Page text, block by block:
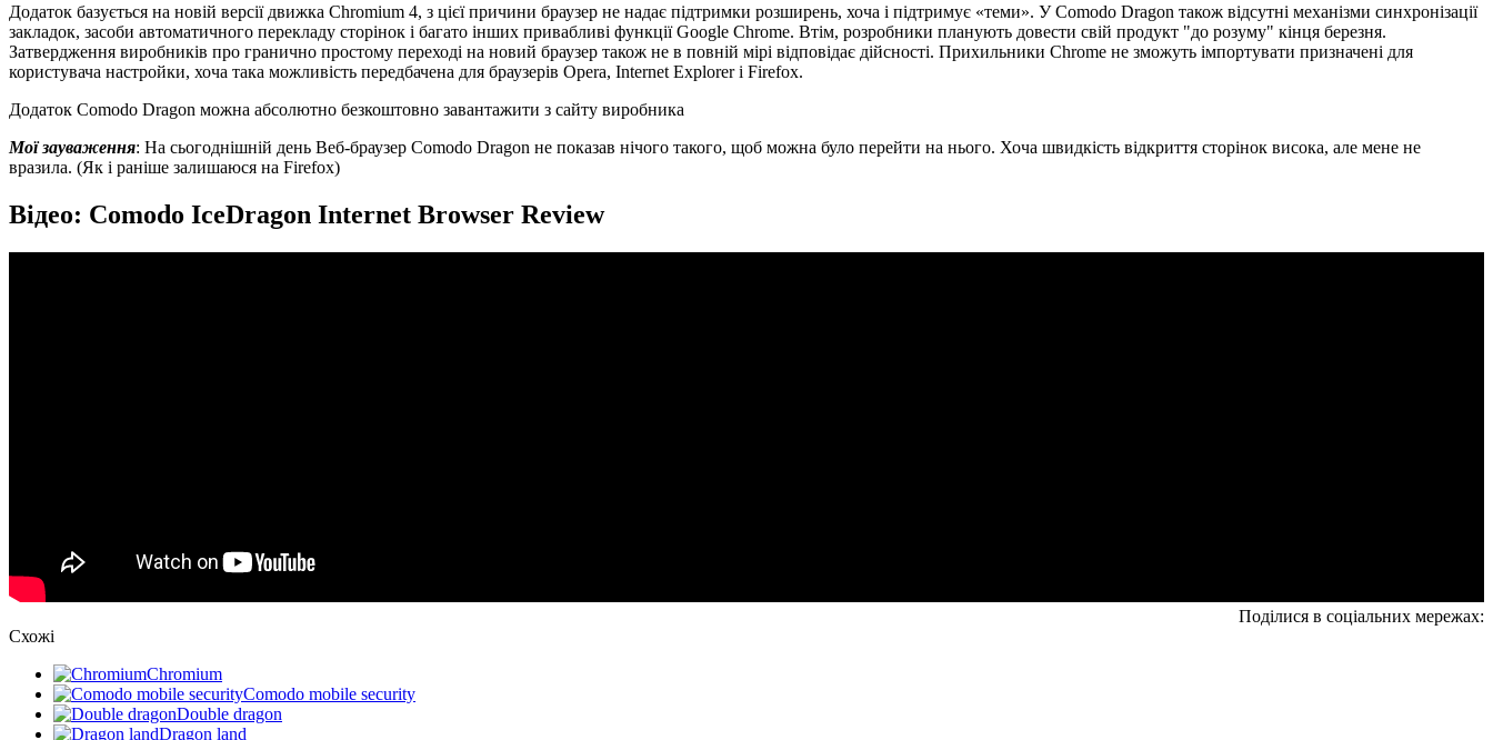
Додаток базується на новій версії движка Chromium 4, з цієї причини браузер не надає підтримки розширень, хоча і підтримує «теми». У Comodo Dragon також відсутні механізми синхронізації
закладок, засоби автоматичного перекладу сторінок і багато інших привабливі функції Google Chrome. Втім, розробники планують довести свій продукт "до розуму" кінця березня.
Затвердження виробників про гранично простому переході на новий браузер також не в повній мірі відповідає дійсності. Прихильники Chrome не зможуть імпортувати призначені для
користувача настройки, хоча така можливість передбачена для браузерів Opera, Internet Explorer і Firefox.
Додаток Comodo Dragon можна абсолютно безкоштовно завантажити з сайту виробника
Мої зауваження: На сьогоднішній день Веб-браузер Comodo Dragon не показав нічого такого, щоб можна було перейти на нього. Хоча швидкість відкриття сторінок висока, але мене не
вразила. (Як і раніше залишаюся на Firefox)
Відео: Comodo IceDragon Internet Browser Review
Поділися в соціальних мережах:
Схожі
Chromium
Comodo mobile security
Double dragon
Dragon land